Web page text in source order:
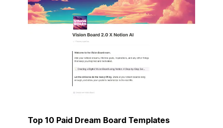
Top 10 Paid Dream Board Templates